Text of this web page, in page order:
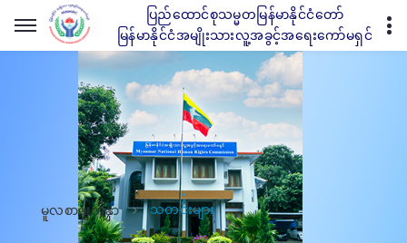
ပြည်ထောင်စုသမ္မတမြန်မာနိုင်ငံတော်
မြန်မာနိုင်ငံအမျိုးသားလူ့အခွင့်အရေးကော်မရှင်
မူလစာမျက်နှာ သတင်းများ